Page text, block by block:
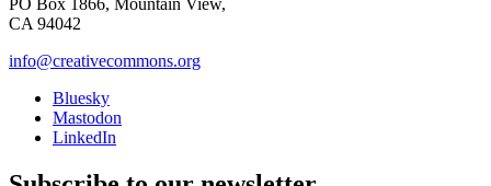
CA 94042
info@creativecommons.org
Bluesky
Mastodon
LinkedIn